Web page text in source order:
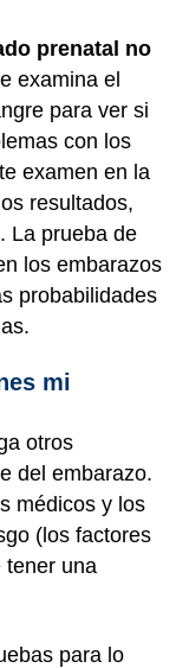
prenatal no
examina el
para ver si
con los
examen en la
resultados,
La prueba de
los embarazos
probabilidades
mi
otros
del embarazo.
médicos y los
(los factores
tener una
para lo